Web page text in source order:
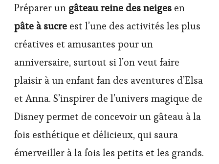
Préparer un gâteau reine des neiges en
pâte à sucre est l’une des activités les plus
créatives et amusantes pour un
anniversaire, surtout si l’on veut faire
plaisir à un enfant fan des aventures d’Elsa
et Anna. S’inspirer de l’univers magique de
Disney permet de concevoir un gâteau à la
fois esthétique et délicieux, qui saura
émerveiller à la fois les petits et les grands.